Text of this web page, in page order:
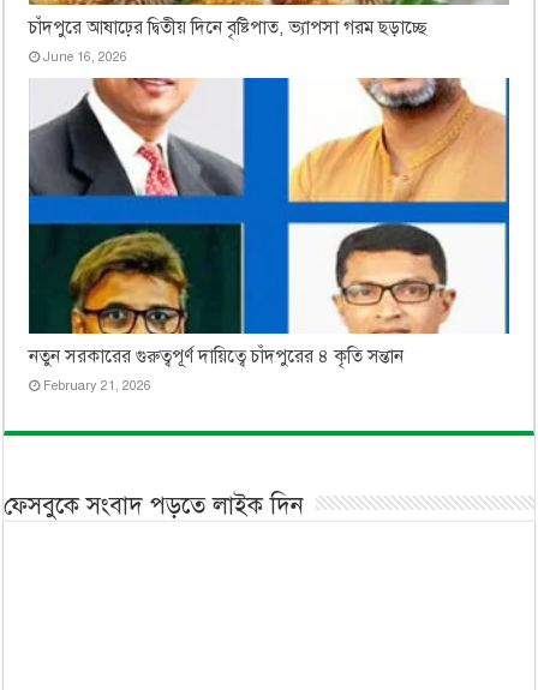
চাঁদপুরে আষাঢ়ের দ্বিতীয় দিনে বৃষ্টিপাত, ভ্যাপসা গরম ছড়াচ্ছে
June 16, 2026
নতুন সরকারের গুরুত্বপূর্ণ দায়িত্বে চাঁদপুরের ৪ কৃতি সন্তান
February 21, 2026
ফেসবুকে সংবাদ পড়তে লাইক দিন